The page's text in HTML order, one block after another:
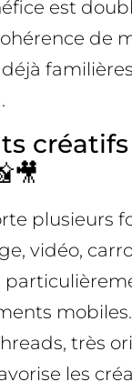
est
de
plusieurs
vidéo,
mobiles.
très
les